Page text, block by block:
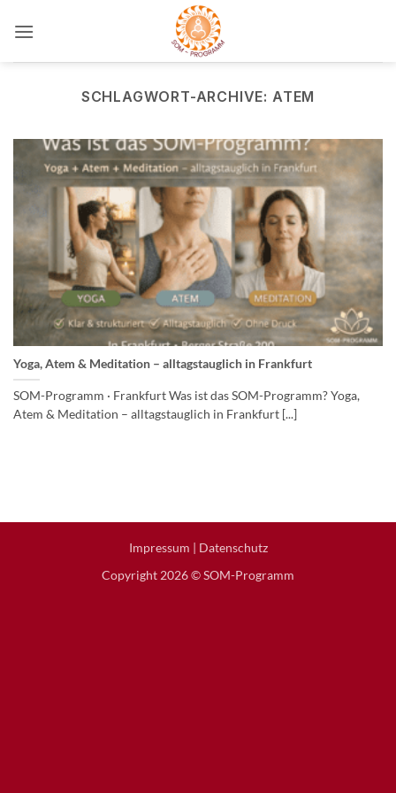
Inhalt
SCHLAGWORT-ARCHIVE: ATEM
Yoga, Atem & Meditation – alltagstauglich in Frankfurt
SOM-Programm · Frankfurt Was ist das SOM-Programm? Yoga,
Atem & Meditation – alltagstauglich in Frankfurt [...]
Impressum | Datenschutz
Copyright 2026 © SOM-Programm